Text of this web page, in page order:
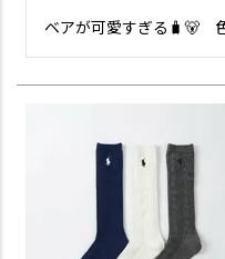
ベアが可愛すぎる🧳🐻　